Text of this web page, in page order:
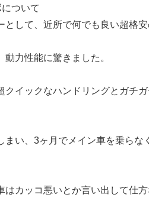
ついて
として、近所で何でも良い超格
力性能に驚きました。
イックなハンドリングとガチガ
い、3ヶ月でメイン車を乗らな
カッコ悪いとか言い出して仕